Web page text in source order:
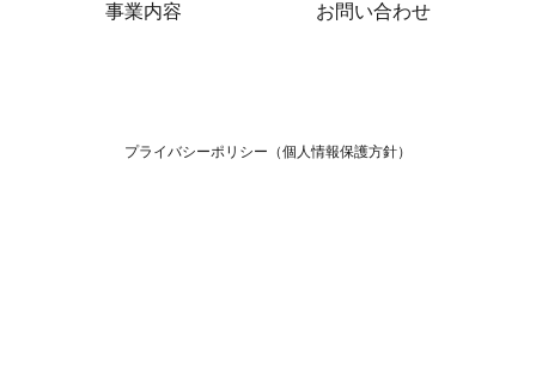
事業内容
お問い合わせ
プライバシーポリシー（個人情報保護方針）